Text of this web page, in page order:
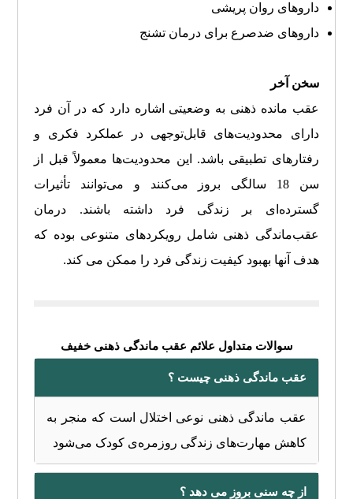
داروهای روان پریشی
داروهای ضدصرع برای درمان تشنج
سخن آخر
عقب مانده ذهنی به وضعیتی اشاره دارد که در آن فرد
دارای محدودیت‌های قابل‌توجهی در عملکرد فکری و
رفتارهای تطبیقی باشد. این محدودیت‌ها معمولاً قبل از
سن 18 سالگی بروز می‌کنند و می‌توانند تأثیرات
گسترده‌ای بر زندگی فرد داشته باشند. درمان
عقب‌ماندگی ذهنی شامل رویکردهای متنوعی بوده که
هدف آنها بهبود کیفیت زندگی فرد را ممکن می کند.
سوالات متداول علائم عقب ماندگی ذهنی خفیف
عقب ماندگی ذهنی چیست ؟
عقب ماندگی ذهنی نوعی اختلال است که منجر به
کاهش مهارت‌های زندگی روزمره‌ی کودک می‌شود
از چه سنی بروز می دهد ؟